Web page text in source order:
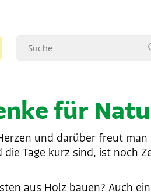
für
und darüber freut man
Tage kurz sind, ist noch
aus Holz bauen? Auch